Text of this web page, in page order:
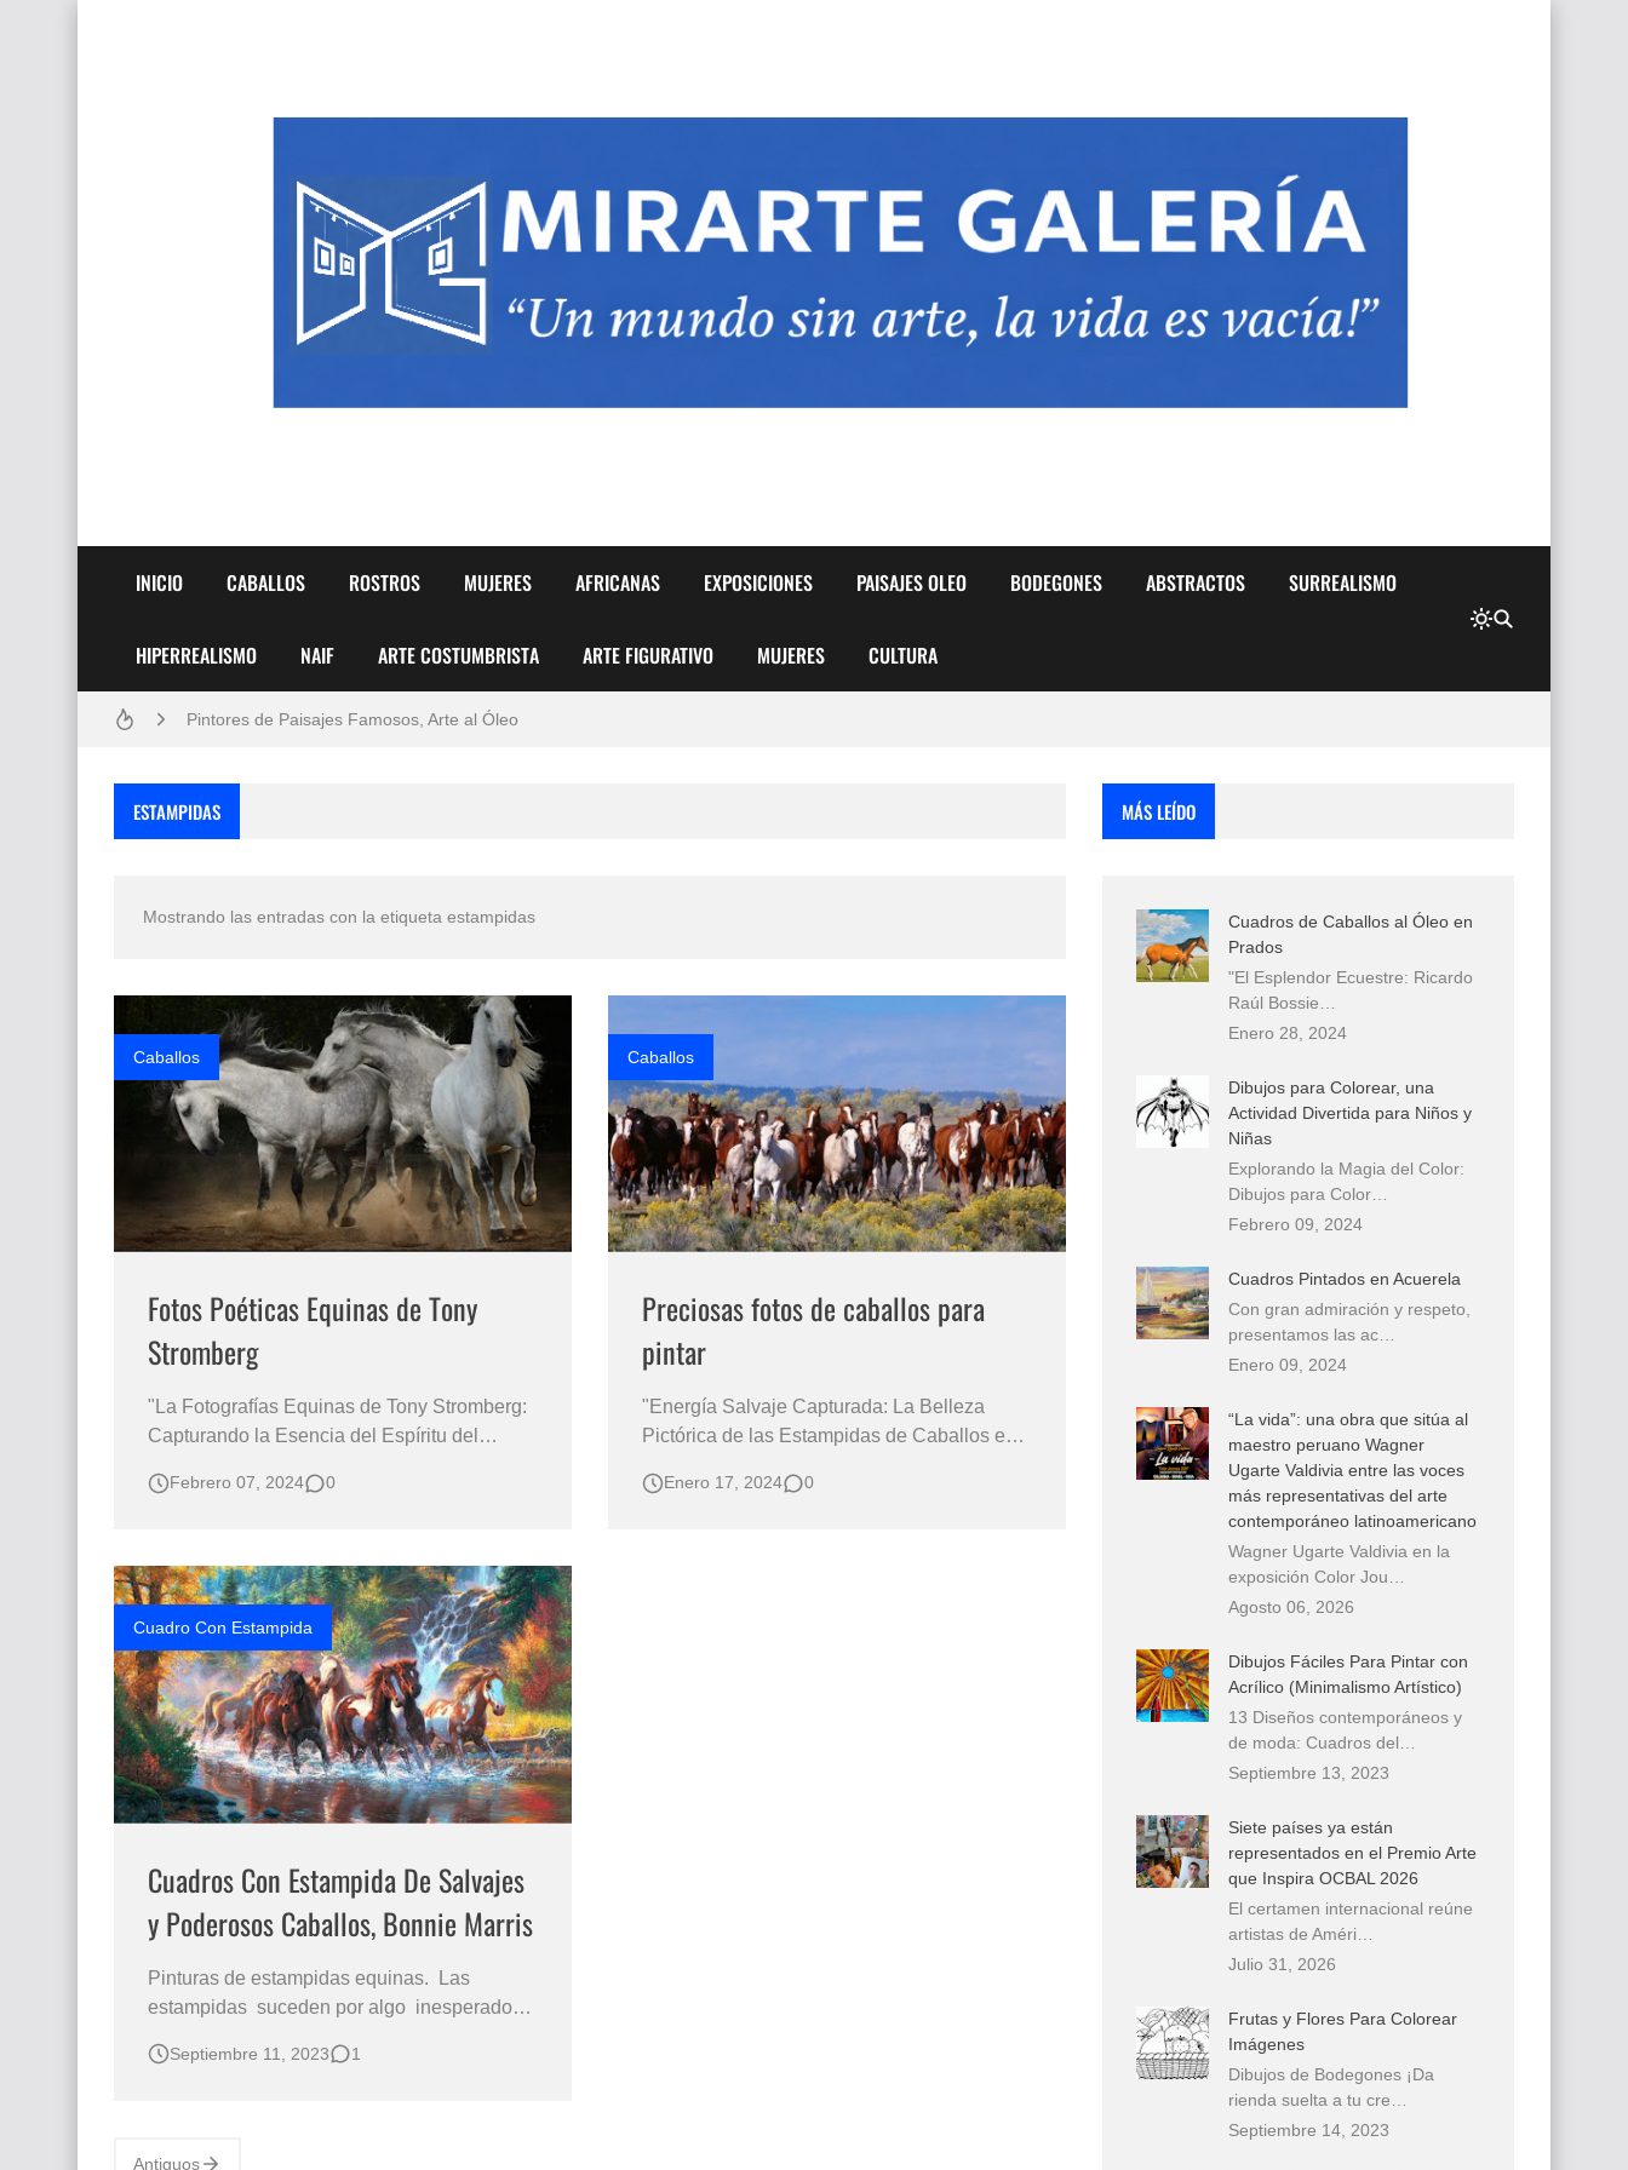
INICIO CABALLOS ROSTROS MUJERES AFRICANAS EXPOSICIONES PAISAJES OLEO BODEGONES ABSTRACTOS SURREALISMO
HIPERREALISMO NAIF ARTE COSTUMBRISTA ARTE FIGURATIVO MUJERES CULTURA
Frutas y Flores Para Colorear Imágenes
Pintores de Paisajes Famosos, Arte al Óleo
Rostros Bellos, La Perfección del Dibujo A Lápiz, Biryulina Vita
Fotos Artísticas de las Actrices de Hollywood Más Bellas del Mundo
Que significan los cuadros de negras africanas?
El mundo del arte en pintura surrealista
ESTAMPIDAS
Mostrando las entradas con la etiqueta estampidas
Caballos
Fotos Poéticas Equinas de Tony
Stromberg
"La Fotografías Equinas de Tony Stromberg:
Capturando la Esencia del Espíritu del
estampida Fotos poéticas de equinos
Pasión por los Caballos a Través …
Febrero 07, 2024 0
Caballos
Preciosas fotos de caballos para
pintar
"Energía Salvaje Capturada: La Belleza
Pictórica de las Estampidas de Caballos en
Fotografías de Estampidas de Caballos para
Enero 17, 2024 0
Cuadro Con Estampida
Cuadros Con Estampida De Salvajes
y Poderosos Caballos, Bonnie Marris
Pinturas de estampidas equinas. Las
estampidas suceden por algo inesperado
caballos pueden alterarse y salir corriendo
peligroso. Caballos en estampida en el agua
Septiembre 11, 2023 1
Antiguos
MÁS LEÍDO
Cuadros de Caballos al Óleo en
Prados
"El Esplendor Ecuestre: Ricardo
Raúl Bossie…
Enero 28, 2024
Dibujos para Colorear, una
Actividad Divertida para Niños y
Niñas
Explorando la Magia del Color:
Dibujos para Color…
Febrero 09, 2024
Cuadros Pintados en Acuerela
Con gran admiración y respeto,
presentamos las ac…
Enero 09, 2024
“La vida”: una obra que sitúa al
maestro peruano Wagner
Ugarte Valdivia entre las voces
más representativas del arte
contemporáneo latinoamericano
Wagner Ugarte Valdivia en la
exposición Color Jou…
Agosto 06, 2026
Dibujos Fáciles Para Pintar con
Acrílico (Minimalismo Artístico)
13 Diseños contemporáneos y
de moda: Cuadros del…
Septiembre 13, 2023
Siete países ya están
representados en el Premio Arte
que Inspira OCBAL 2026
El certamen internacional reúne
artistas de Améri…
Julio 31, 2026
Frutas y Flores Para Colorear
Imágenes
Dibujos de Bodegones ¡Da
rienda suelta a tu cre…
Septiembre 14, 2023